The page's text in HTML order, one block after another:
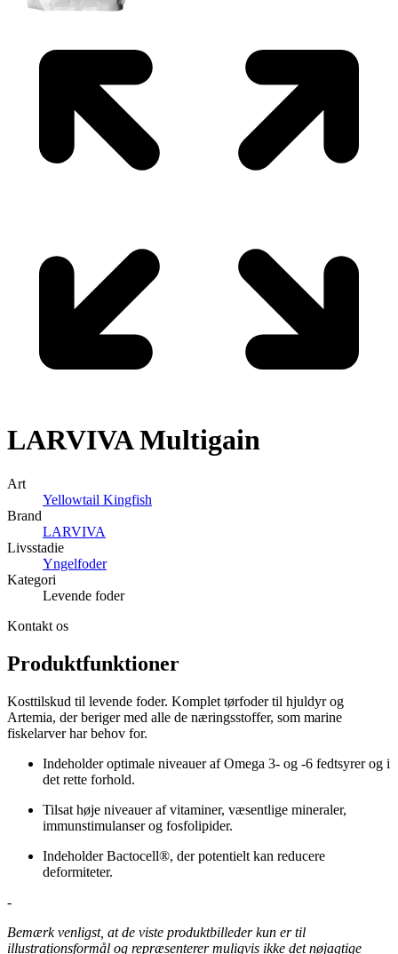
LARVIVA Multigain
Art
Yellowtail Kingfish
Brand
LARVIVA
Livsstadie
Yngelfoder
Kategori
Levende foder
Kontakt os
Produktfunktioner
Kosttilskud til levende foder. Komplet tørfoder til hjuldyr og
Artemia, der beriger med alle de næringsstoffer, som marine
fiskelarver har behov for.
Indeholder optimale niveauer af Omega 3- og -6 fedtsyrer og i
det rette forhold.
Tilsat høje niveauer af vitaminer, væsentlige mineraler,
immunstimulanser og fosfolipider.
Indeholder Bactocell®, der potentielt kan reducere
deformiteter.
-
Bemærk venligst, at de viste produktbilleder kun er til
illustrationsformål og repræsenterer muligvis ikke det nøjagtige